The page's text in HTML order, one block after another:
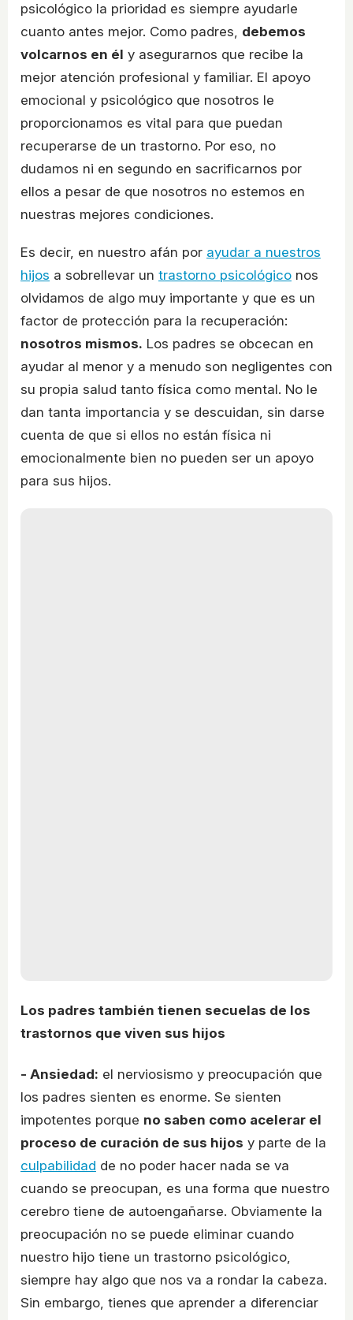
psicológico la prioridad es siempre ayudarle
cuanto antes mejor. Como padres, debemos
volcarnos en él y asegurarnos que recibe la
mejor atención profesional y familiar. El apoyo
emocional y psicológico que nosotros le
proporcionamos es vital para que puedan
recuperarse de un trastorno. Por eso, no
dudamos ni en segundo en sacrificarnos por
ellos a pesar de que nosotros no estemos en
nuestras mejores condiciones.
Es decir, en nuestro afán por ayudar a nuestros
hijos a sobrellevar un trastorno psicológico nos
olvidamos de algo muy importante y que es un
factor de protección para la recuperación:
nosotros mismos. Los padres se obcecan en
ayudar al menor y a menudo son negligentes con
su propia salud tanto física como mental. No le
dan tanta importancia y se descuidan, sin darse
cuenta de que si ellos no están física ni
emocionalmente bien no pueden ser un apoyo
para sus hijos.
Los padres también tienen secuelas de los
trastornos que viven sus hijos
- Ansiedad: el nerviosismo y preocupación que
los padres sienten es enorme. Se sienten
impotentes porque no saben como acelerar el
proceso de curación de sus hijos y parte de la
culpabilidad de no poder hacer nada se va
cuando se preocupan, es una forma que nuestro
cerebro tiene de autoengañarse. Obviamente la
preocupación no se puede eliminar cuando
nuestro hijo tiene un trastorno psicológico,
siempre hay algo que nos va a rondar la cabeza.
Sin embargo, tienes que aprender a diferenciar